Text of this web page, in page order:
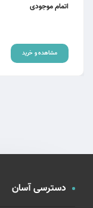
اتمام موجودی
مشاهده و خرید
دسترسی آسان